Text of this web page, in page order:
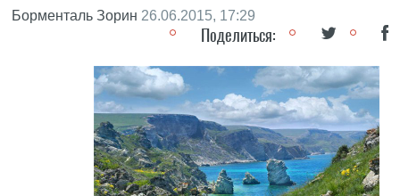
Борменталь Зорин 26.06.2015, 17:29
Поделиться: